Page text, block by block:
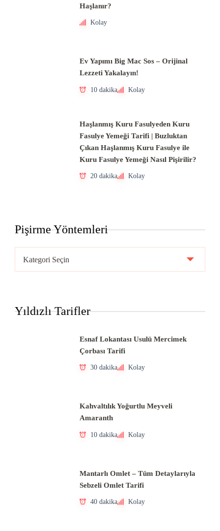
Haşlanır?
Kolay
Ev Yapımı Big Mac Sos – Orijinal
Lezzeti Yakalayın!
10 dakika Kolay
Haşlanmış Kuru Fasulyeden Kuru
Fasulye Yemeği Tarifi | Buzluktan
Çıkan Haşlanmış Kuru Fasulye ile
Kuru Fasulye Yemeği Nasıl Pişirilir?
20 dakika Kolay
Pişirme Yöntemleri
Yöntemleri
Yıldızlı Tarifler
Esnaf Lokantası Usulü Mercimek
Çorbası Tarifi
30 dakika Kolay
Kahvaltılık Yoğurtlu Meyveli
Amaranth
10 dakika Kolay
Mantarlı Omlet – Tüm Detaylarıyla
Sebzeli Omlet Tarifi
40 dakika Kolay